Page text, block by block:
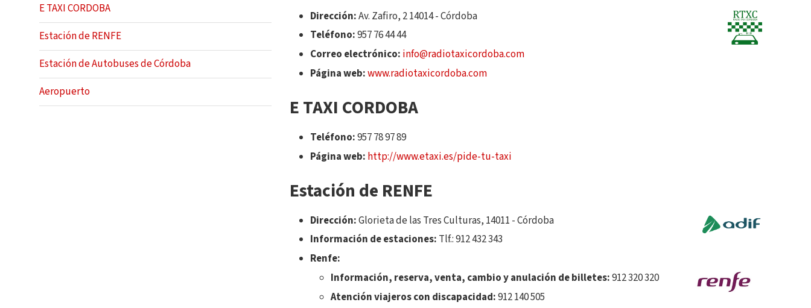
E TAXI CORDOBA
Estación de RENFE
Estación de Autobuses de Córdoba
Aeropuerto
Dirección:Av. Zafiro, 214014 - Córdoba
Teléfono:957 76 44 44
Correo electrónico: info@radiotaxicordoba.com
Página web:www.radiotaxicordoba.com
E TAXI CORDOBA
Teléfono:957 78 97 89
Página web: http://www.etaxi.es/pide-tu-taxi
Estación de RENFE
Dirección:Glorieta de las Tres Culturas, 14011 - Córdoba
Información de estaciones: Tlf.: 912 432 343
Renfe:
Información, reserva, venta, cambio y anulación de billetes:912 320 320
Atención viajeros con discapacidad:912 140 505